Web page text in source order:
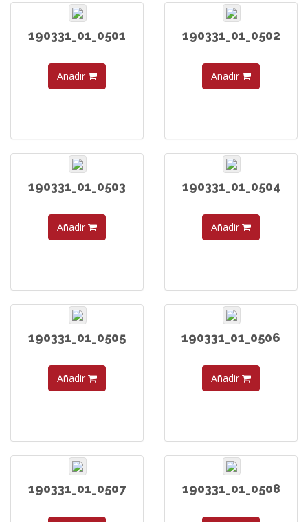
190331_01_0501
Añadir
190331_01_0502
Añadir
190331_01_0503
Añadir
190331_01_0504
Añadir
190331_01_0505
Añadir
190331_01_0506
Añadir
190331_01_0507 190331_01_0508